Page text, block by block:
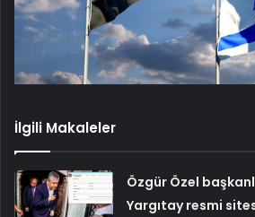
İlgili Makaleler
Özgür Özel
Yargıtay resmi